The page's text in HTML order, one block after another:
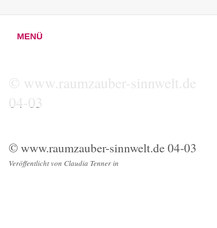
MENÜ
© www.raumzauber-sinnwelt.de
04-03
© www.raumzauber-sinnwelt.de 04-03
Veröffentlicht von Claudia Tennerin